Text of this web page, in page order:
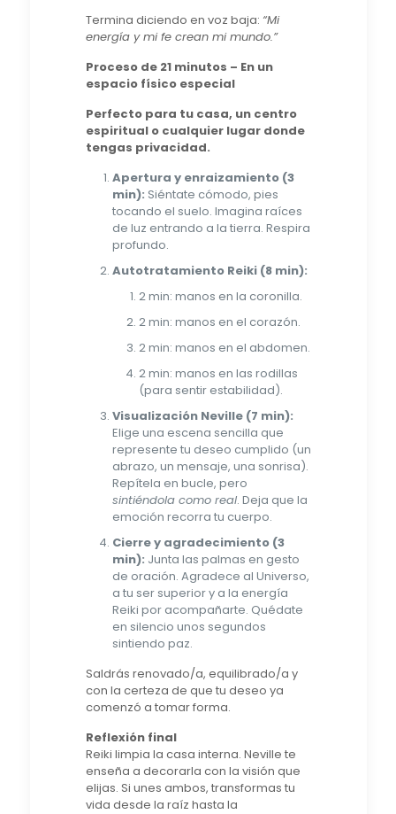
Termina diciendo en voz baja: “Mi
energía y mi fe crean mi mundo.”
Proceso de 21 minutos – En un
espacio físico especial
Perfecto para tu casa, un centro
espiritual o cualquier lugar donde
tengas privacidad.
Apertura y enraizamiento (3
min): Siéntate cómodo, pies
tocando el suelo. Imagina raíces
de luz entrando a la tierra. Respira
profundo.
Autotratamiento Reiki (8 min):
2 min: manos en la coronilla.
2 min: manos en el corazón.
2 min: manos en el abdomen.
2 min: manos en las rodillas
(para sentir estabilidad).
Visualización Neville (7 min):
Elige una escena sencilla que
represente tu deseo cumplido (un
abrazo, un mensaje, una sonrisa).
Repítela en bucle, pero
sintiéndola como real. Deja que la
emoción recorra tu cuerpo.
Cierre y agradecimiento (3
min): Junta las palmas en gesto
de oración. Agradece al Universo,
a tu ser superior y a la energía
Reiki por acompañarte. Quédate
en silencio unos segundos
sintiendo paz.
Saldrás renovado/a, equilibrado/a y
con la certeza de que tu deseo ya
comenzó a tomar forma.
Reflexión final
Reiki limpia la casa interna. Neville te
enseña a decorarla con la visión que
elijas. Si unes ambos, transformas tu
vida desde la raíz hasta la